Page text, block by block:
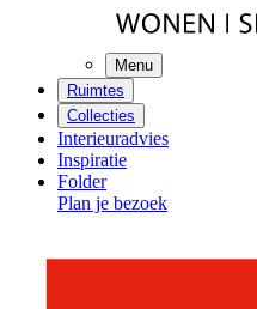
Menu
Ruimtes
Collecties
Interieuradvies
Inspiratie
Folder
Plan je bezoek